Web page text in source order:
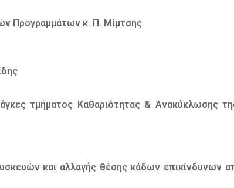
Προγραμμάτων κ. Π. Μίμτσης
τμήματος Καθαριότητας & Ανακύκλωσης
και αλλαγής θέσης κάδων επικίνδυνων